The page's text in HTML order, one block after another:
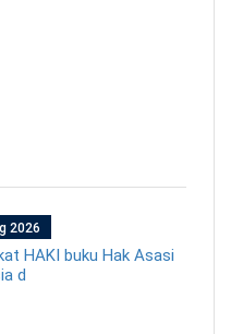
2026
HAKI buku Hak Asasi
d